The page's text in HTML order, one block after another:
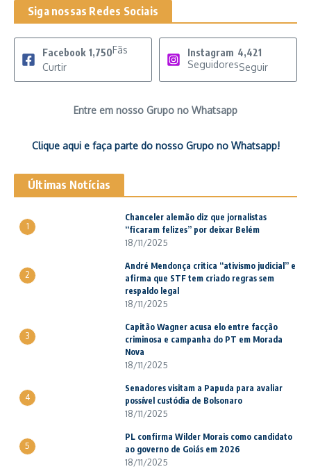
Siga nossas Redes Sociais
Facebook 1,750Fãs
Curtir
Instagram 4,421
SeguidoresSeguir
Entre em nosso Grupo no Whatsapp
Clique aqui e faça parte do nosso Grupo no Whatsapp!
Últimas Notícias
1
Chanceler alemão diz que jornalistas
“ficaram felizes” por deixar Belém
18/11/2025
2
André Mendonça critica “ativismo judicial” e
afirma que STF tem criado regras sem
respaldo legal
18/11/2025
3
Capitão Wagner acusa elo entre facção
criminosa e campanha do PT em Morada
Nova
18/11/2025
4
Senadores visitam a Papuda para avaliar
possível custódia de Bolsonaro
18/11/2025
5
PL confirma Wilder Morais como candidato
ao governo de Goiás em 2026
18/11/2025